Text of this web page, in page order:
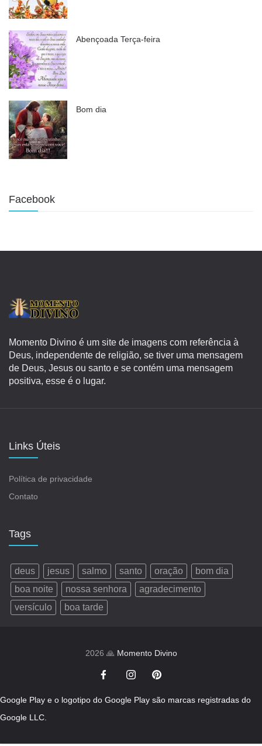
Abençoada Terça-feira
Bom dia
Facebook
Momento Divino é um site de imagens com referência à
Deus, independente de religião, se tiver uma mensagem
de Deus, Jesus ou santo e se contém uma mensagem
positiva, esse é o lugar.
Links Úteis
Política de privacidade
Contato
Tags
deus jesus salmo santo oração
bom dia
boa noite
nossa senhora
agradecimento
versículo
boa tarde
2026 🙏 Momento Divino
Google Play e o logotipo do Google Play são marcas registradas do
Google LLC.